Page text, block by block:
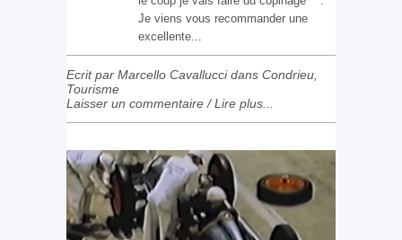
Je viens vous recommander une
excellente...
Ecrit par Marcello Cavallucci dans Condrieu
Tourisme
Laisser un commentaire /Lire plus...